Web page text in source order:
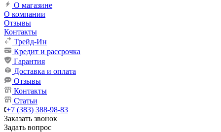
О магазине
О компании
Отзывы
Контакты
Трейд-Ин
Кредит и рассрочка
Гарантия
Доставка и оплата
Отзывы
Контакты
Статьи
+7 (383) 388-98-83
Заказать звонок
Задать вопрос